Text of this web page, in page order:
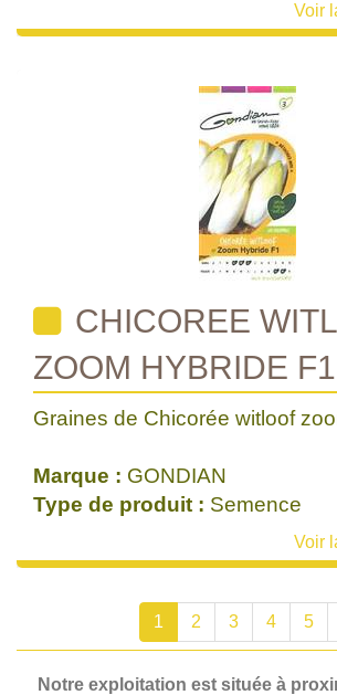
Voir
CHICOREE
ZOOM HYBRIDE F1
Graines de Chicorée witloof
Marque : GONDIAN
Type de produit : Semence
Voir
1 2 3 4 5
Notre exploitation est située à